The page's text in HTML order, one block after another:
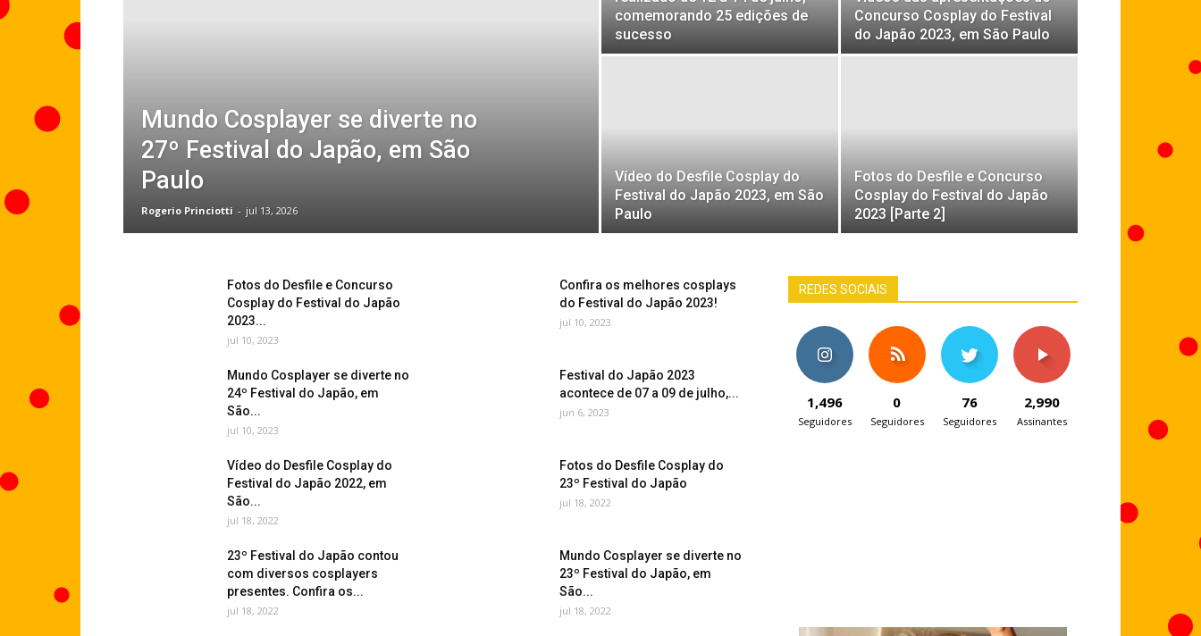
Mundo Cosplayer se diverte no
27º Festival do Japão, em São
Paulo
Rogerio Princiotti - jul 13, 2026
comemorando 25 edições de
sucesso
Concurso Cosplay do Festival
do Japão 2023, em São Paulo
Vídeo do Desfile Cosplay do
Festival do Japão 2023, em São
Paulo
Fotos do Desfile e Concurso
Cosplay do Festival do Japão
2023 [Parte 2]
Fotos do Desfile e Concurso
Cosplay do Festival do Japão
2023...
jul 10, 2023
Confira os melhores cosplays
do Festival do Japão 2023!
jul 10, 2023
Mundo Cosplayer se diverte no
24º Festival do Japão, em
São...
jul 10, 2023
Festival do Japão 2023
acontece de 07 a 09 de julho,...
jun 6, 2023
Vídeo do Desfile Cosplay do
Festival do Japão 2022, em
São...
jul 18, 2022
Fotos do Desfile Cosplay do
23º Festival do Japão
jul 18, 2022
23º Festival do Japão contou
com diversos cosplayers
presentes. Confira os...
jul 18, 2022
Mundo Cosplayer se diverte no
23º Festival do Japão, em
São...
jul 18, 2022
REDES SOCIAIS
1,496
Seguidores
0
Seguidores
76
Seguidores
2,990
Assinantes